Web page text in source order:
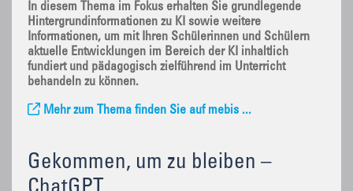
In diesem Thema im Fokus erhalten Sie grundlegende
Hintergrundinformationen zu KI sowie weitere
Informationen, um mit Ihren Schülerinnen und Schülern
aktuelle Entwicklungen im Bereich der KI inhaltlich
fundiert und pädagogisch zielführend im Unterricht
behandeln zu können.
Mehr zum Thema finden Sie auf mebis ...
Gekommen, um zu bleiben –